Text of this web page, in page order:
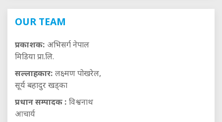
OUR TEAM
प्रकाशक: अभिसर्ग नेपाल
मिडिया प्रा.लि.
सल्लाहकार: लक्ष्मण पोखरेल,
सूर्य बहादुर खड्का
प्रधान सम्पादक : विश्वनाथ
आचार्य